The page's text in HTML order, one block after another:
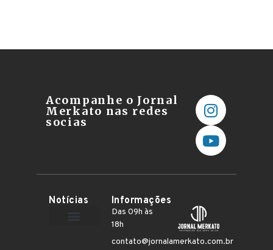
Acompanhe o Jornal
Merkato nas redes
socias
Notícias Informações
Das 09h às
18h
contato@jornalamerkato.com.br